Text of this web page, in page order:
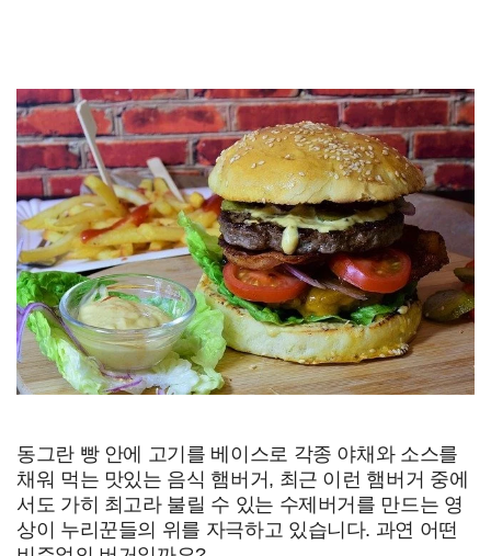
동그란 빵 안에 고기를 베이스로 각종 야채와 소스를
채워 먹는 맛있는 음식 햄버거, 최근 이런 햄버거 중에
서도 가히 최고라 불릴 수 있는 수제버거를 만드는 영
상이 누리꾼들의 위를 자극하고 있습니다. 과연 어떤